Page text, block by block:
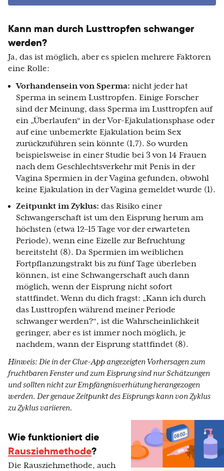
Kann man durch Lusttropfen schwanger
werden?
Ja, das ist möglich, aber es spielen mehrere Faktoren
eine Rolle:
Vorhandensein von Sperma: nicht jeder hat
Sperma in seinem Lusttropfen. Einige Forscher
sind der Meinung, dass Sperma im Lusttropfen auf
ein „Überlaufen“ in der Vor-Ejakulationsphase oder
auf eine unbemerkte Ejakulation beim Sex
zurückzuführen sein könnte (1,7). So wurden
beispielsweise in einer Studie bei 3 von 14 Frauen
nach dem Geschlechtsverkehr mit Penis in der
Vagina Spermien in der Vagina gefunden, obwohl
keine Ejakulation in der Vagina gemeldet wurde (1).
Zeitpunkt im Zyklus: das Risiko einer
Schwangerschaft ist um den Eisprung herum am
höchsten (etwa 12–15 Tage vor der erwarteten
Periode), wenn eine Eizelle zur Befruchtung
bereitsteht (8). Da Spermien im weiblichen
Fortpflanzungstrakt bis zu fünf Tage überleben
können, ist eine Schwangerschaft auch dann
möglich, wenn der Eisprung nicht sofort
stattfindet. Wenn du dich fragst: „Kann ich durch
das Lusttropfen während meiner Periode
schwanger werden?“, ist die Wahrscheinlichkeit
geringer, aber es ist immer noch möglich, je
nachdem, wann der Eisprung stattfindet (8).
Hinweis: Die in der Clue-App angezeigten Vorhersagen zum
fruchtbaren Fenster und zum Eisprung sind nur Schätzungen
und sollten nicht zur Empfängnisverhütung herangezogen
werden. Der genaue Zeitpunkt des Eisprungs kann von Zyklus
zu Zyklus variieren.
Wie funktioniert die
Rausziehmethode?
Die Rausziehmethode, auch